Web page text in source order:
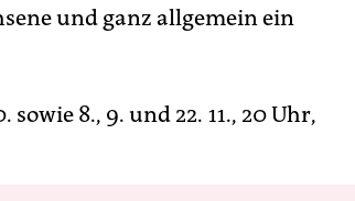
und ganz allgemein ein
8., 9. und 22. 11., 20 Uhr,